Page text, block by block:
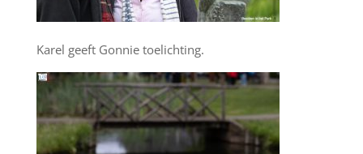
Karel geeft Gonnie toelichting.